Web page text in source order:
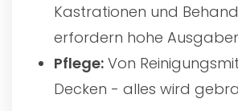
Kastrationen und
erfordern hohe
Pflege: Von
Decken - alles wird